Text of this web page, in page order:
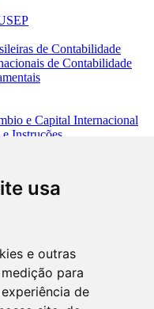
usa
e outras
para
de
de Contabilidade
de Contabilidade
e Capital Internacional
Instruções
e Valores Mobiliários
do SFN
Bancária
Nacional de
e Cosif-e